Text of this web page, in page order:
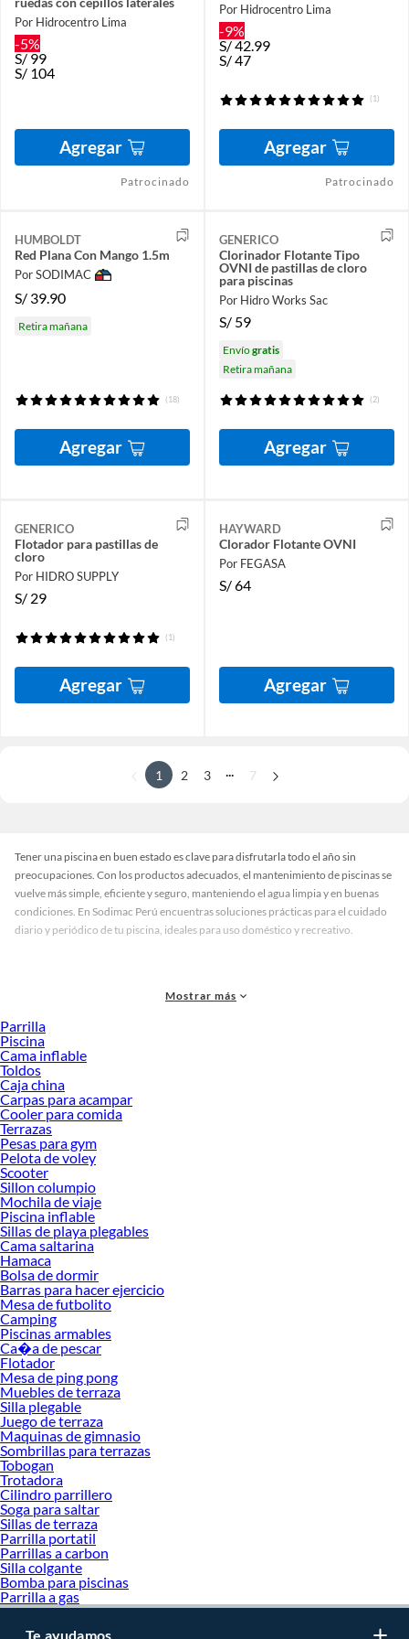
Por Hidrocentro Lima
-5%
S/99
S/ 104
Agregar
Patrocinado
Por Hidrocentro Lima
-9%
S/42.99
S/47
(1)
Agregar
Patrocinado
HUMBOLDT
Red Plana Con Mango 1.5m
Por SODIMAC
S/ 39.90
Retira mañana
(18)
Agregar
GENERICO
Clorinador Flotante Tipo
OVNI de pastillas de cloro
para piscinas
Por Hidro Works Sac
S/ 59
Envíogratis
Retira mañana
(2)
Agregar
GENERICO
Flotador para pastillas de
cloro
Por HIDRO SUPPLY
S/ 29
(1)
Agregar
HAYWARD
Clorador Flotante OVNI
Por FEGASA
S/64
Agregar
1 2 3 7
Tener una piscina en buen estado es clave para disfrutarla todo el año sin
preocupaciones. Con los productos adecuados, el mantenimiento de piscinas se
vuelve más simple, eficiente y seguro, manteniendo el agua limpia y en buenas
condiciones. En Sodimac Perú encuentras soluciones prácticas para el cuidado
diario y periódico de tu piscina, ideales para uso doméstico y recreativo.
Beneficios de elegir productos para mantenimiento de piscinas
Agua más limpia y clara:
Cuidado constante:
Mayor vida útil de la piscina:
Uso práctico en casa:Productos fáciles de aplicar y manejar.
Características técnicas
Los productos de mantenimiento de piscinas están fabricados con materiales
resistentes al agua y a la intemperie, incluyen accesorios y soluciones pensadas
para limpieza y cuidado, vienen en distintos formatos según el tamaño de la
piscina, permiten un uso seguro y constante, y están diseñados para facilitar las
tareas de mantenimiento doméstico.
Preguntas frecuentes sobre mantenimiento de piscinas
¿Cada cuánto tiempo debo hacer mantenimiento a la piscina?
Lo ideal es realizar un mantenimiento básico de forma semanal para mantener el
agua limpia y en buen estado.
¿Estos productos sirven para piscinas pequeñas y grandes?
Sí, hay opciones pensadas para distintos tamaños de piscina, solo debes elegir
según tu necesidad.
¿Por qué usar productos específicos para piscinas?
Porque están diseñados para cuidar el agua y las superficies, asegurando mayor
seguridad y durabilidad.
Mostrar más
Parrilla
Piscina
Cama inflable
Toldos
Caja china
Carpas para acampar
Cooler para comida
Terrazas
Pesas para gym
Pelota de voley
Scooter
Sillon columpio
Mochila de viaje
Piscina inflable
Sillas de playa plegables
Cama saltarina
Hamaca
Bolsa de dormir
Barras para hacer ejercicio
Mesa de futbolito
Camping
Piscinas armables
Ca�a de pescar
Flotador
Mesa de ping pong
Muebles de terraza
Silla plegable
Juego de terraza
Maquinas de gimnasio
Sombrillas para terrazas
Tobogan
Trotadora
Cilindro parrillero
Soga para saltar
Sillas de terraza
Parrilla portatil
Parrillas a carbon
Silla colgante
Bomba para piscinas
Parrilla a gas
Te ayudamos